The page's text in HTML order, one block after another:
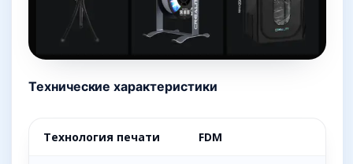
Технические характеристики
Технология печати FDM